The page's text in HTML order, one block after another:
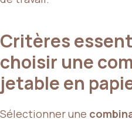
Critères
choisir une
jetable en
Sélectionner une